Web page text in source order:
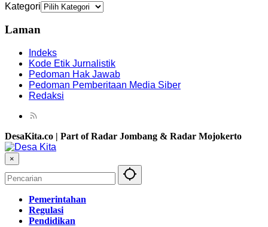
Kategori
Laman
Indeks
Kode Etik Jurnalistik
Pedoman Hak Jawab
Pedoman Pemberitaan Media Siber
Redaksi
DesaKita.co | Part of Radar Jombang & Radar Mojokerto
×
Pemerintahan
Regulasi
Pendidikan